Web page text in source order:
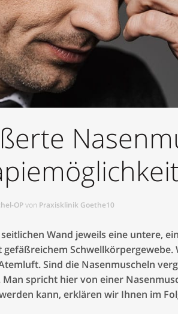
Nasenscheidewand-OP
Funktionell-plast. Nasenkorrektur
Nasennebenhöhlen-OP
Laserconchotomie
Ohren anlegen
Keloidentfernung
Faltenunterspritzung
Faltenbehandlung
OPvon Praxisklinik Goethe10
Wand jeweils eine untere,
Sind die Nasenmuscheln
spricht hier von einer
kann, erklären wir Ihnen im